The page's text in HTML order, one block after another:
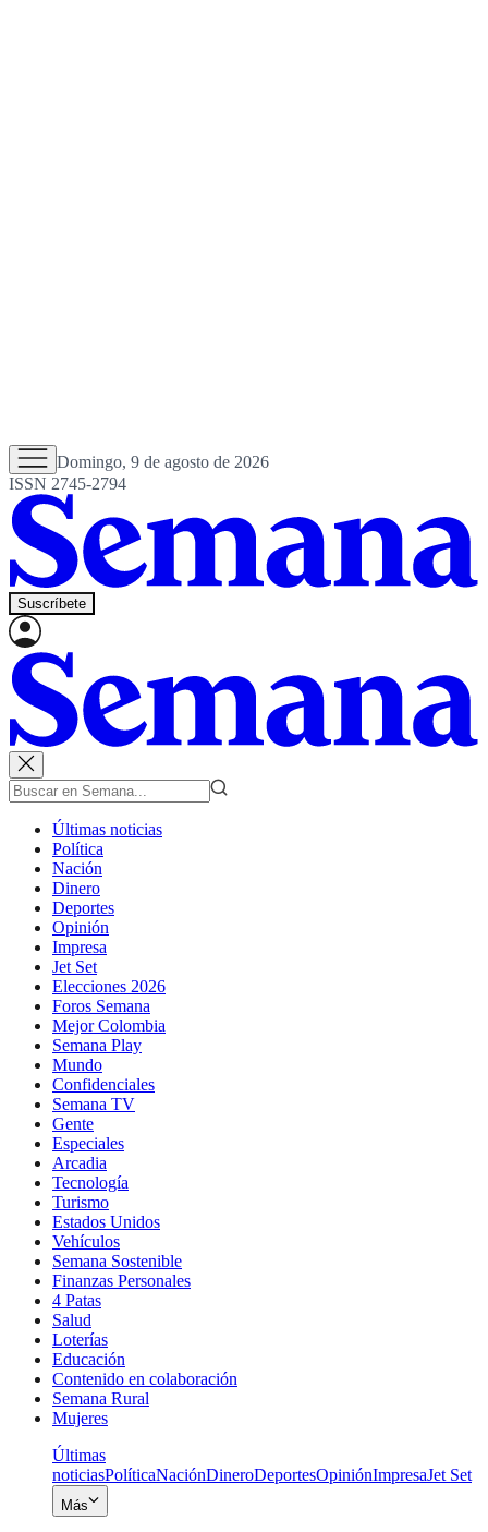
Domingo, 9 de agosto de 2026
ISSN 2745-2794
Suscríbete
Últimas noticias
Política
Nación
Dinero
Deportes
Opinión
Impresa
Jet Set
Elecciones 2026
Foros Semana
Mejor Colombia
Semana Play
Mundo
Confidenciales
Semana TV
Gente
Especiales
Arcadia
Tecnología
Turismo
Estados Unidos
Vehículos
Semana Sostenible
Finanzas Personales
4 Patas
Salud
Loterías
Educación
Contenido en colaboración
Semana Rural
Mujeres
Últimas
noticiasPolíticaNaciónDineroDeportesOpiniónImpresaJet Set
Más